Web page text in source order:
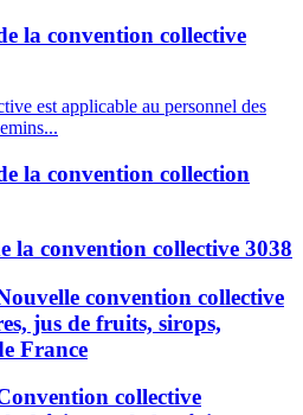
la convention collective
est applicable au personnel des
la convention collection
la convention collective 3038
convention collective
jus de fruits, sirops,
France
collective